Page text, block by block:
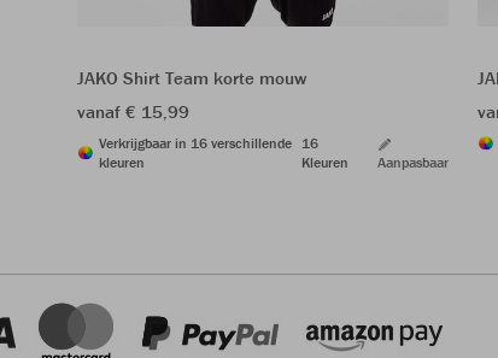
JAKO Shirt Team korte mouw
vanaf € 15,99
Verkrijgbaar in 16 verschillende
kleuren
16
Kleuren
Aanpasbaar